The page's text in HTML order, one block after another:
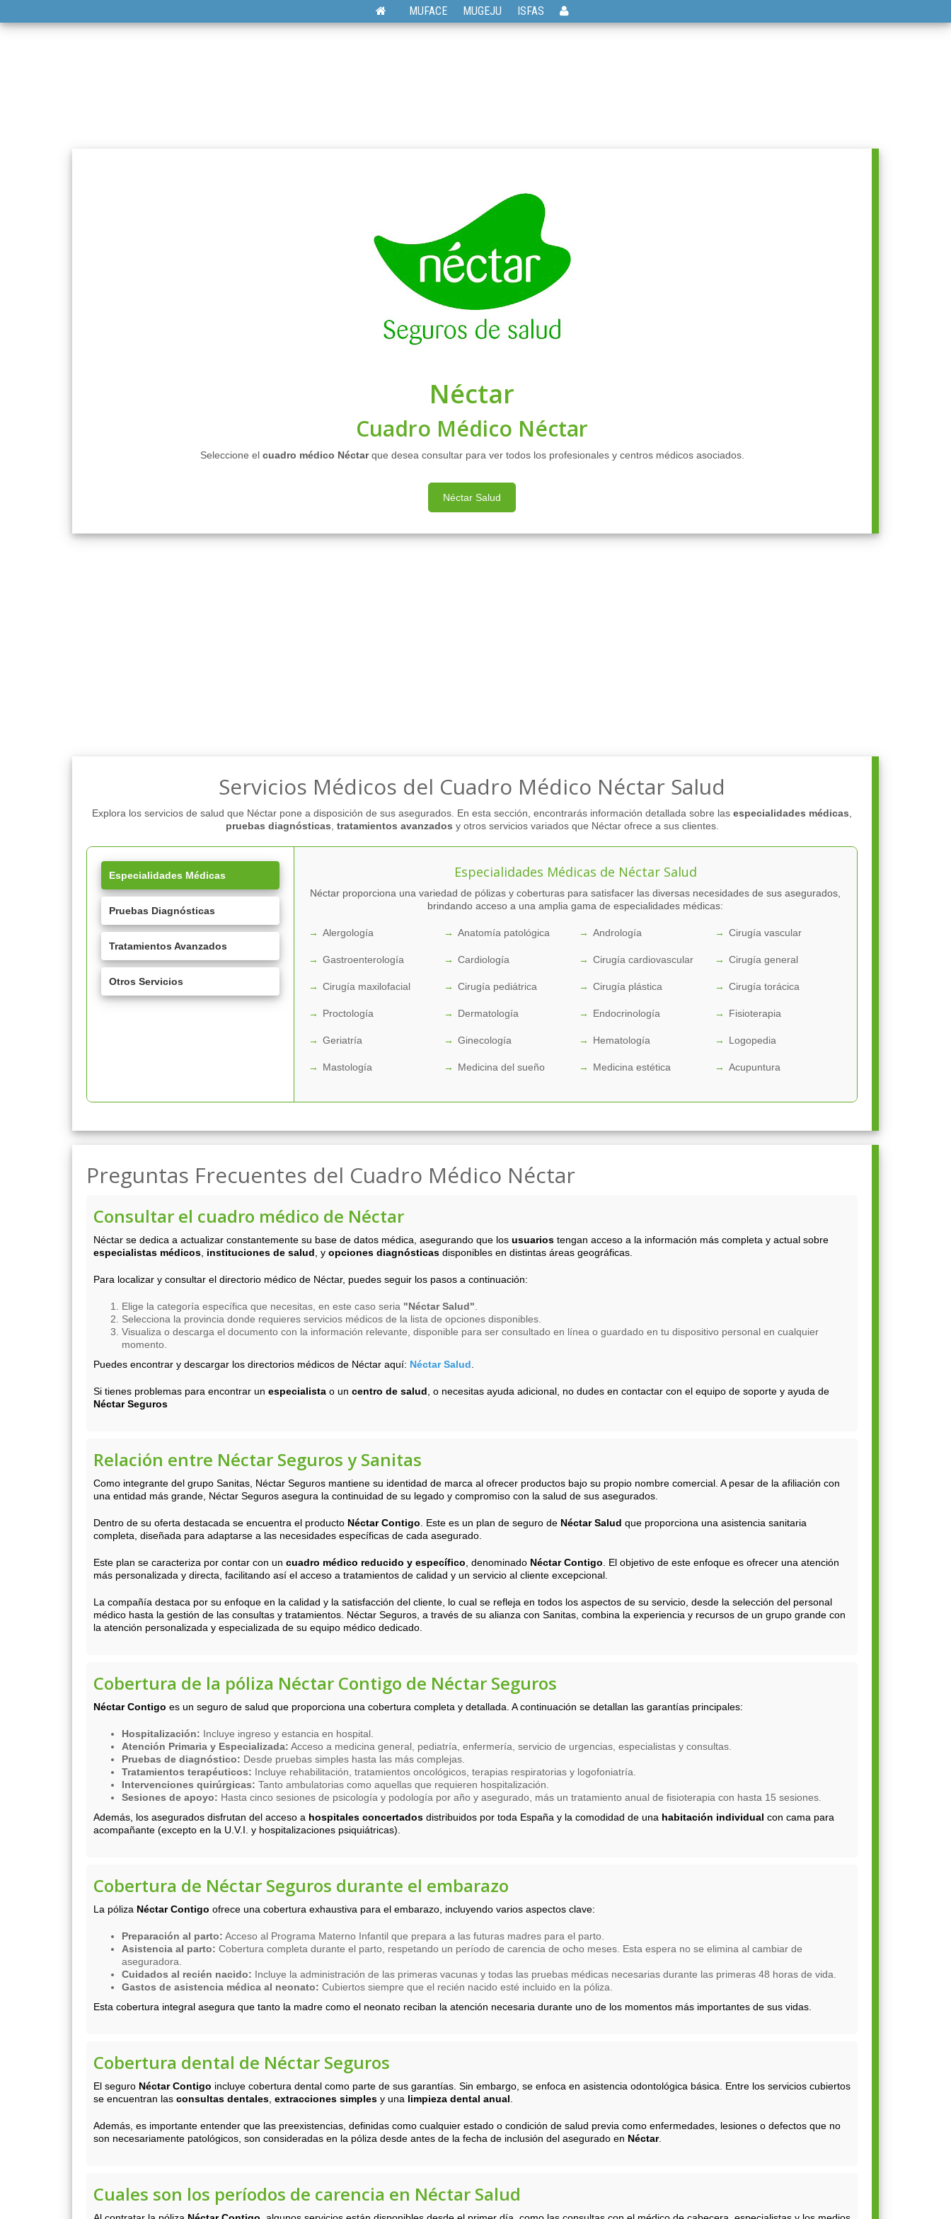
MUFACE MUGEJU ISFAS
Néctar
Cuadro Médico Néctar
Seleccione el cuadro médico Néctarque desea consultar para ver todos los profesionales y centros médicos asociados.
Néctar Salud
Servicios Médicos del Cuadro Médico Néctar Salud
Explora los servicios de salud que Néctar pone a disposición de sus asegurados. En esta sección, encontrarás información detallada sobre las especialidades médicas
pruebas diagnósticas tratamientos avanzados y otros servicios variados que Néctar ofrece a sus clientes.
Especialidades Médicas
Pruebas Diagnósticas
Tratamientos Avanzados
Otros Servicios
Especialidades Médicas de Néctar Salud
Néctar proporciona una variedad de pólizas y coberturas para satisfacer las diversas necesidades de sus asegurados,
brindando acceso a una amplia gama de especialidades médicas:
Alergología Anatomía patológica Andrología Cirugía vascular
Gastroenterología Cardiología Cirugía cardiovascular Cirugía general
Cirugía maxilofacial Cirugía pediátrica Cirugía plástica Cirugía torácica
Proctología Dermatología Endocrinología Fisioterapia
Geriatría Ginecología Hematología Logopedia
Mastología Medicina del sueño Medicina estética Acupuntura
Preguntas Frecuentes del Cuadro Médico Néctar
Consultar el cuadro médico de Néctar
Néctar se dedica a actualizar constantemente su base de datos médica, asegurando que los usuarios tengan acceso a la información más completa y actual sobre
especialistas médicos instituciones de salud , y opciones diagnósticas disponibles en distintas áreas geográficas.
Para localizar y consultar el directorio médico de Néctar, puedes seguir los pasos a continuación:
Elige la categoría específica que necesitas, en este caso seria "Néctar Salud"
Selecciona la provincia donde requieres servicios médicos de la lista de opciones disponibles.
Visualiza o descarga el documento con la información relevante, disponible para ser consultado en línea o guardado en tu dispositivo personal en cualquier
momento.
Puedes encontrar y descargar los directorios médicos de Néctar aquí: Néctar Salud
Si tienes problemas para encontrar un especialista o un centro de salud , o necesitas ayuda adicional, no dudes en contactar con el equipo de soporte y ayuda de
Néctar Seguros
Relación entre Néctar Seguros y Sanitas
Como integrante del grupo Sanitas, Néctar Seguros mantiene su identidad de marca al ofrecer productos bajo su propio nombre comercial. A pesar de la afiliación con
una entidad más grande, Néctar Seguros asegura la continuidad de su legado y compromiso con la salud de sus asegurados.
Dentro de su oferta destacada se encuentra el producto Néctar Contigo . Este es un plan de seguro de Néctar Salud que proporciona una asistencia sanitaria
completa, diseñada para adaptarse a las necesidades específicas de cada asegurado.
Este plan se caracteriza por contar con un cuadro médico reducido y específico , denominado Néctar Contigo . El objetivo de este enfoque es ofrecer una atención
más personalizada y directa, facilitando así el acceso a tratamientos de calidad y un servicio al cliente excepcional.
La compañía destaca por su enfoque en la calidad y la satisfacción del cliente, lo cual se refleja en todos los aspectos de su servicio, desde la selección del personal
médico hasta la gestión de las consultas y tratamientos. Néctar Seguros, a través de su alianza con Sanitas, combina la experiencia y recursos de un grupo grande con
la atención personalizada y especializada de su equipo médico dedicado.
Cobertura de la póliza Néctar Contigo de Néctar Seguros
Néctar Contigo es un seguro de salud que proporciona una cobertura completa y detallada. A continuación se detallan las garantías principales:
Hospitalización: Incluye ingreso y estancia en hospital.
Atención Primaria y Especializada: Acceso a medicina general, pediatría, enfermería, servicio de urgencias, especialistas y consultas.
Pruebas de diagnóstico: Desde pruebas simples hasta las más complejas.
Tratamientos terapéuticos: Incluye rehabilitación, tratamientos oncológicos, terapias respiratorias y logofoniatría.
Intervenciones quirúrgicas: Tanto ambulatorias como aquellas que requieren hospitalización.
Sesiones de apoyo: Hasta cinco sesiones de psicología y podología por año y asegurado, más un tratamiento anual de fisioterapia con hasta 15 sesiones.
Además, los asegurados disfrutan del acceso a hospitales concertados distribuidos por toda España y la comodidad de una habitación individual con cama para
acompañante (excepto en la U.V.I. y hospitalizaciones psiquiátricas).
Cobertura de Néctar Seguros durante el embarazo
La póliza Néctar Contigo ofrece una cobertura exhaustiva para el embarazo, incluyendo varios aspectos clave:
Preparación al parto: Acceso al Programa Materno Infantil que prepara a las futuras madres para el parto.
Asistencia al parto: Cobertura completa durante el parto, respetando un período de carencia de ocho meses. Esta espera no se elimina al cambiar de
aseguradora.
Cuidados al recién nacido: Incluye la administración de las primeras vacunas y todas las pruebas médicas necesarias durante las primeras 48 horas de vida.
Gastos de asistencia médica al neonato: Cubiertos siempre que el recién nacido esté incluido en la póliza.
Esta cobertura integral asegura que tanto la madre como el neonato reciban la atención necesaria durante uno de los momentos más importantes de sus vidas.
Cobertura dental de Néctar Seguros
El seguro Néctar Contigo incluye cobertura dental como parte de sus garantías. Sin embargo, se enfoca en asistencia odontológica básica. Entre los servicios cubiertos
se encuentran las consultas dentales extracciones simples y una limpieza dental anual
Además, es importante entender que las preexistencias, definidas como cualquier estado o condición de salud previa como enfermedades, lesiones o defectos que no
son necesariamente patológicos, son consideradas en la póliza desde antes de la fecha de inclusión del asegurado en Néctar.
Cuales son los períodos de carencia en Néctar Salud